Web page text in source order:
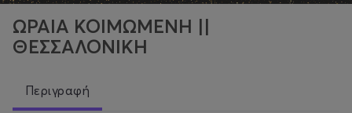
ΩΡΑΙΑ ΚΟΙΜΩΜΕΝΗ ||
ΘΕΣΣΑΛΟΝΙΚΗ
Περιγραφή